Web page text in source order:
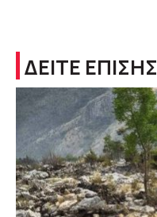
ΔΕΙΤΕ ΕΠΙΣΗΣ